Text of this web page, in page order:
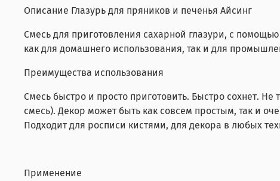
Описание Глазурь для пряников и печенья Айсинг
Смесь для приготовления сахарной глазури, с
как для домашнего использования, так и для
Преимущества использования
Смесь быстро и просто приготовить. Быстро сохнет.
смесь). Декор может быть как совсем простым, так и
Подходит для росписи кистями, для декора в любых
Применение